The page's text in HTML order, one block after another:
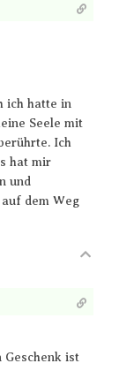
ich hatte in
Seele mit
Ich
hat mir
und
dem Weg
Geschenk ist